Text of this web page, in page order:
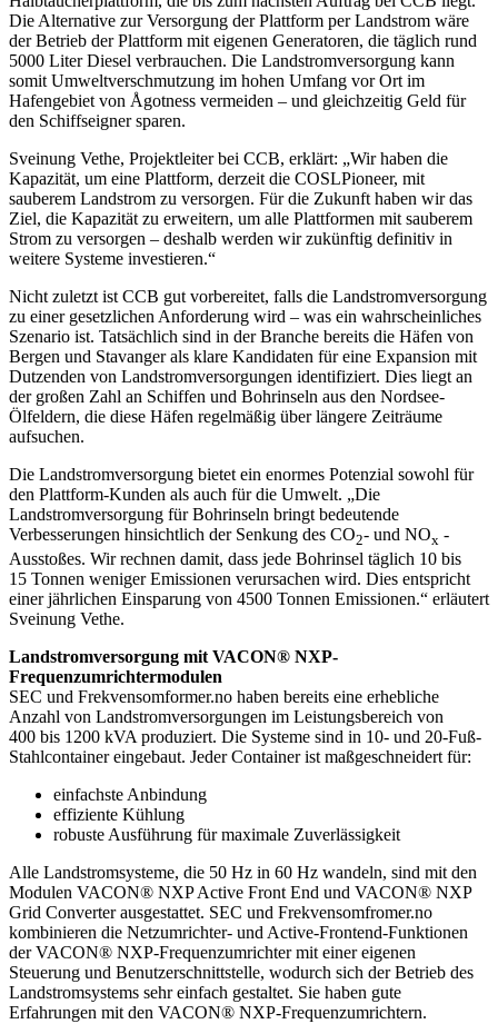
Die Alternative zur Versorgung der Plattform per Landstrom wäre
der Betrieb der Plattform mit eigenen Generatoren, die täglich rund
5000 Liter Diesel verbrauchen. Die Landstromversorgung kann
somit Umweltverschmutzung im hohen Umfang vor Ort im
Hafengebiet von Ågotness vermeiden – und gleichzeitig Geld für
den Schiffseigner sparen.
Sveinung Vethe, Projektleiter bei CCB, erklärt: „Wir haben die
Kapazität, um eine Plattform, derzeit die COSLPioneer, mit
sauberem Landstrom zu versorgen. Für die Zukunft haben wir das
Ziel, die Kapazität zu erweitern, um alle Plattformen mit sauberem
Strom zu versorgen – deshalb werden wir zukünftig definitiv in
weitere Systeme investieren.“
Nicht zuletzt ist CCB gut vorbereitet, falls die Landstromversorgung
zu einer gesetzlichen Anforderung wird – was ein wahrscheinliches
Szenario ist. Tatsächlich sind in der Branche bereits die Häfen von
Bergen und Stavanger als klare Kandidaten für eine Expansion mit
Dutzenden von Landstromversorgungen identifiziert. Dies liegt an
der großen Zahl an Schiffen und Bohrinseln aus den Nordsee-
Ölfeldern, die diese Häfen regelmäßig über längere Zeiträume
aufsuchen.
Die Landstromversorgung bietet ein enormes Potenzial sowohl für
den Plattform-Kunden als auch für die Umwelt. „Die
Landstromversorgung für Bohrinseln bringt bedeutende
Verbesserungen hinsichtlich der Senkung des CO2- und NOx -
Ausstoßes. Wir rechnen damit, dass jede Bohrinsel täglich 10 bis
15 Tonnen weniger Emissionen verursachen wird. Dies entspricht
einer jährlichen Einsparung von 4500 Tonnen Emissionen.“ erläutert
Sveinung Vethe.
Landstromversorgung mit VACON® NXP-
Frequenzumrichtermodulen
SEC und Frekvensomformer.no haben bereits eine erhebliche
Anzahl von Landstromversorgungen im Leistungsbereich von
400 bis 1200 kVA produziert. Die Systeme sind in 10- und 20-Fuß-
Stahlcontainer eingebaut. Jeder Container ist maßgeschneidert für:
einfachste Anbindung
effiziente Kühlung
robuste Ausführung für maximale Zuverlässigkeit
Alle Landstromsysteme, die 50 Hz in 60 Hz wandeln, sind mit den
Modulen VACON® NXP Active Front End und VACON® NXP
Grid Converter ausgestattet. SEC und Frekvensomfromer.no
kombinieren die Netzumrichter- und Active-Frontend-Funktionen
der VACON® NXP-Frequenzumrichter mit einer eigenen
Steuerung und Benutzerschnittstelle, wodurch sich der Betrieb des
Landstromsystems sehr einfach gestaltet. Sie haben gute
Erfahrungen mit den VACON® NXP-Frequenzumrichtern.